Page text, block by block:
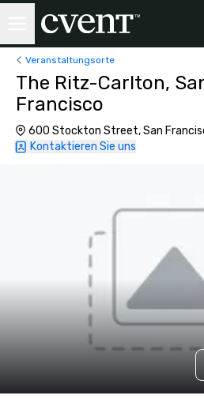
Veranstaltungsorte
The Ritz-Carlton,
Francisco
600 Stockton Street, San
Kontaktieren Sie uns